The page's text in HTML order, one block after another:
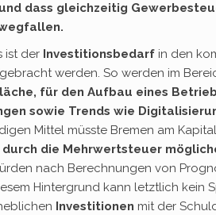
dass gleichzeitig
ist der Investitionsbedarf in den
werden. So werden im
für den Aufbau eines
sowie Trends wie
Mittel müsste Bremen am
die Mehrwertsteuer
nach Berechnungen von
Hintergrund kann letztlich kein
Investitionen mit der